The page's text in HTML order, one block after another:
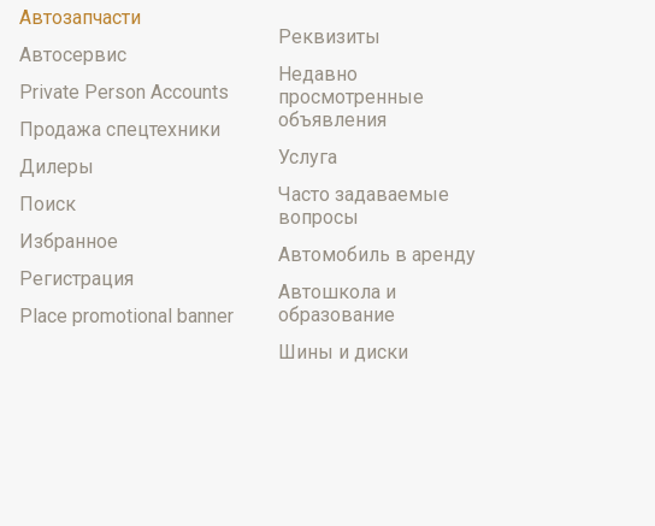
Автозапчасти
Автосервис
Private Person Accounts
Продажа спецтехники
Дилеры
Поиск
Избранное
Регистрация
Place promotional banner
Реквизиты
Недавно
просмотренные
объявления
Услуга
Часто задаваемые
вопросы
Автомобиль в аренду
Автошкола и
образование
Шины и диски